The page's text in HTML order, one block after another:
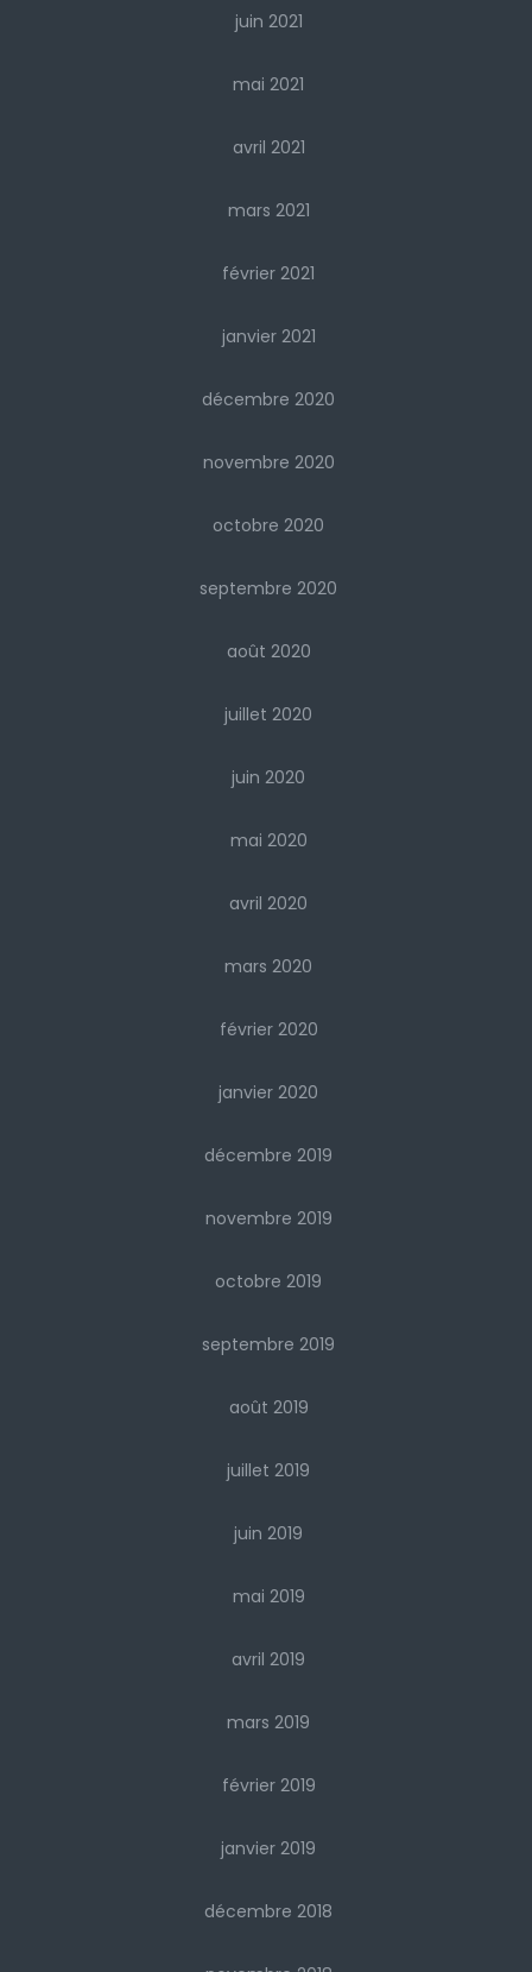
juin 2021
mai 2021
avril 2021
mars 2021
février 2021
janvier 2021
décembre 2020
novembre 2020
octobre 2020
septembre 2020
août 2020
juillet 2020
juin 2020
mai 2020
avril 2020
mars 2020
février 2020
janvier 2020
décembre 2019
novembre 2019
octobre 2019
septembre 2019
août 2019
juillet 2019
juin 2019
mai 2019
avril 2019
mars 2019
février 2019
janvier 2019
décembre 2018